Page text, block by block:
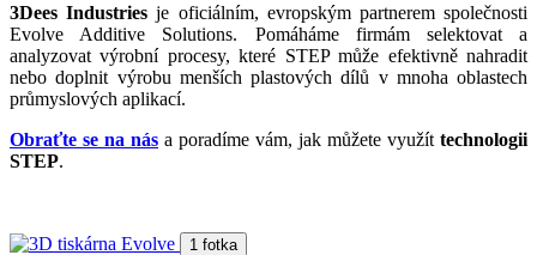
3Dees Industries je oficiálním, evropským partnerem společnosti
Evolve Additive Solutions. Pomáháme firmám selektovat a
analyzovat výrobní procesy, které STEP může efektivně nahradit
nebo doplnit výrobu menších plastových dílů v mnoha oblastech
průmyslových aplikací.
Obraťte se na nás a poradíme vám, jak můžete využít technologii
STEP.
1 fotka